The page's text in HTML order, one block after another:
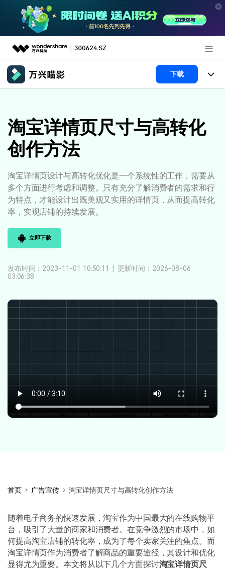
推荐产品
新闻中心
关于万兴
加入我们
帮助中心
下载
产品系统
产品功能
AI功能
视频/照片
AI 图生视频 NEW
AI 绘画
文本
解决方案
专业创作人群
品牌合作故事
使用教程
文章资讯
其他
帮助中心
产品支持
产品信息
登录
淘宝详情页尺寸与高转化
创作方法
淘宝详情页设计与高转化优化是一个系统性的工作，需要从
多个方面进行考虑和调整。只有充分了解消费者的需求和行
为特点，才能设计出既美观又实用的详情页，从而提高转化
率，实现店铺的持续发展。
立即下载
发布时间：2023-11-01 10:50:11
更新时间：2026-08-06
03:06:38
首页 广告宣传 淘宝详情页尺寸与高转化创作方法
随着电子商务的快速发展，淘宝作为中国最大的在线购物平
台，吸引了大量的商家和消费者。在竞争激烈的市场中，如
何提高淘宝店铺的转化率，成为了每个卖家关注的焦点。而
淘宝详情页作为消费者了解商品的重要途径，其设计和优化
显得尤为重要。本文将从以下几个方面探讨淘宝详情页尺